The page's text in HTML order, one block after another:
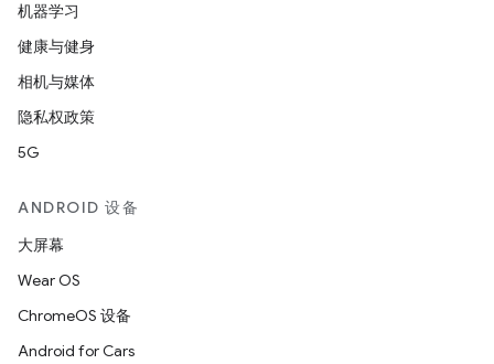
机器学习
健康与健身
相机与媒体
隐私权政策
5G
ANDROID 设备
大屏幕
Wear OS
ChromeOS 设备
Android for Cars